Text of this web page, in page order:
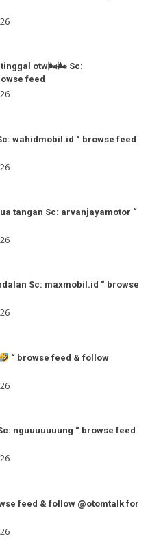
tinggal otw🌬🌬 Sc:
feed
wahidmobil.id “ browse feed
tangan Sc: arvanjayamotor “
Sc: maxmobil.id “ browse
“ browse feed & follow
nguuuuuuung “ browse feed
feed & follow @otomtalk for